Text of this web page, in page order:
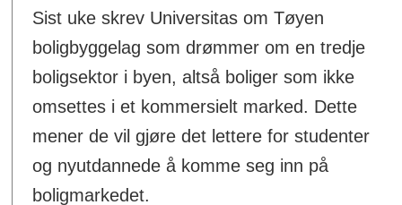
Sist uke skrev Universitas om Tøyen
boligbyggelag som drømmer om en tredje
boligsektor i byen, altså boliger som ikke
omsettes i et kommersielt marked. Dette
mener de vil gjøre det lettere for studenter
og nyutdannede å komme seg inn på
boligmarkedet.